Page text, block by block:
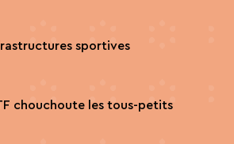
sportives
chouchoute les tous-petits